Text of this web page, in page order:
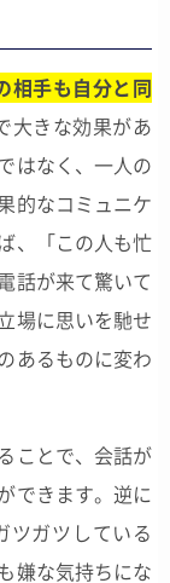
相手も自分と同
大きな効果があ
はなく、一人の
的なコミュニケ
、「この人も忙
話が来て驚いて
場に思いを馳せ
あるものに変わ
ことで、会話が
できます。逆に
ツガツしている
嫌な気持ちにな